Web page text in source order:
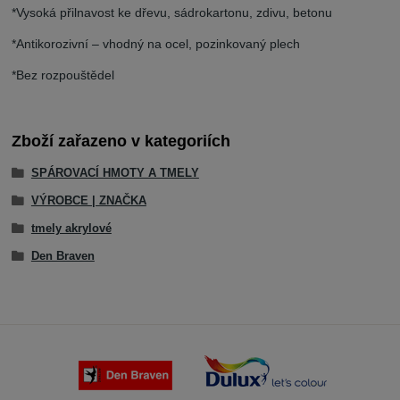
*Vysoká přilnavost ke dřevu, sádrokartonu, zdivu, betonu
*Antikorozivní – vhodný na ocel, pozinkovaný plech
*Bez rozpouštědel
Zboží zařazeno v kategoriích
SPÁROVACÍ HMOTY A TMELY
VÝROBCE | ZNAČKA
tmely akrylové
Den Braven